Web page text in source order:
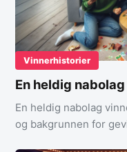
Vinnerhistorier
En heldig
En heldig nabolag
og bakgrunnen for